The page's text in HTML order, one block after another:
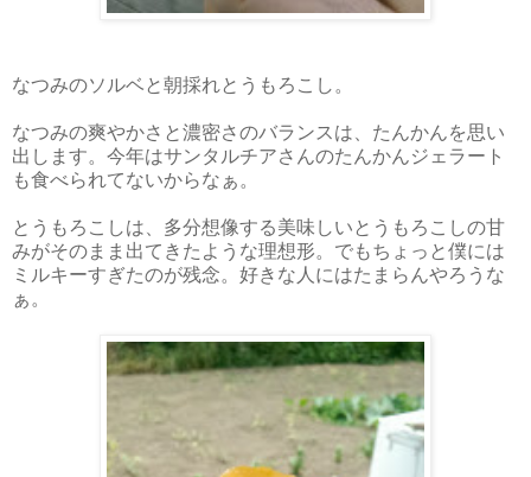
なつみのソルベと朝採れとうもろこし。
なつみの爽やかさと濃密さのバランスは、たんかんを思い
出します。今年はサンタルチアさんのたんかんジェラート
も食べられてないからなぁ。
とうもろこしは、多分想像する美味しいとうもろこしの甘
みがそのまま出てきたような理想形。でもちょっと僕には
ミルキーすぎたのが残念。好きな人にはたまらんやろうな
ぁ。